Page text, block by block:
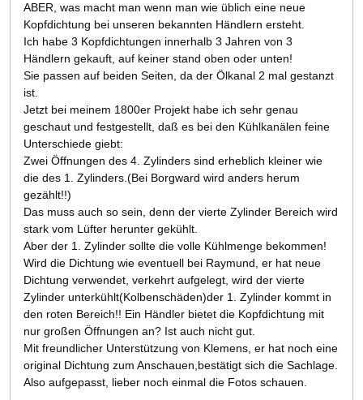
ABER, was macht man wenn man wie üblich eine neue
Kopfdichtung bei unseren bekannten Händlern ersteht.
Ich habe 3 Kopfdichtungen innerhalb 3 Jahren von 3
Händlern gekauft, auf keiner stand oben oder unten!
Sie passen auf beiden Seiten, da der Ölkanal 2 mal gestanzt
ist.
Jetzt bei meinem 1800er Projekt habe ich sehr genau
geschaut und festgestellt, daß es bei den Kühlkanälen feine
Unterschiede giebt:
Zwei Öffnungen des 4. Zylinders sind erheblich kleiner wie
die des 1. Zylinders.(Bei Borgward wird anders herum
gezählt!!)
Das muss auch so sein, denn der vierte Zylinder Bereich wird
stark vom Lüfter herunter gekühlt.
Aber der 1. Zylinder sollte die volle Kühlmenge bekommen!
Wird die Dichtung wie eventuell bei Raymund, er hat neue
Dichtung verwendet, verkehrt aufgelegt, wird der vierte
Zylinder unterkühlt(Kolbenschäden)der 1. Zylinder kommt in
den roten Bereich!! Ein Händler bietet die Kopfdichtung mit
nur großen Öffnungen an? Ist auch nicht gut.
Mit freundlicher Unterstützung von Klemens, er hat noch eine
original Dichtung zum Anschauen,bestätigt sich die Sachlage.
Also aufgepasst, lieber noch einmal die Fotos schauen.